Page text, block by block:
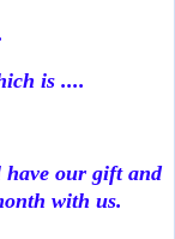
is ....
our gift and
with us.